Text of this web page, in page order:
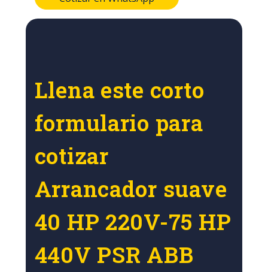
Llena este corto
formulario para
cotizar
Arrancador suave
40 HP 220V-75 HP
440V PSR ABB